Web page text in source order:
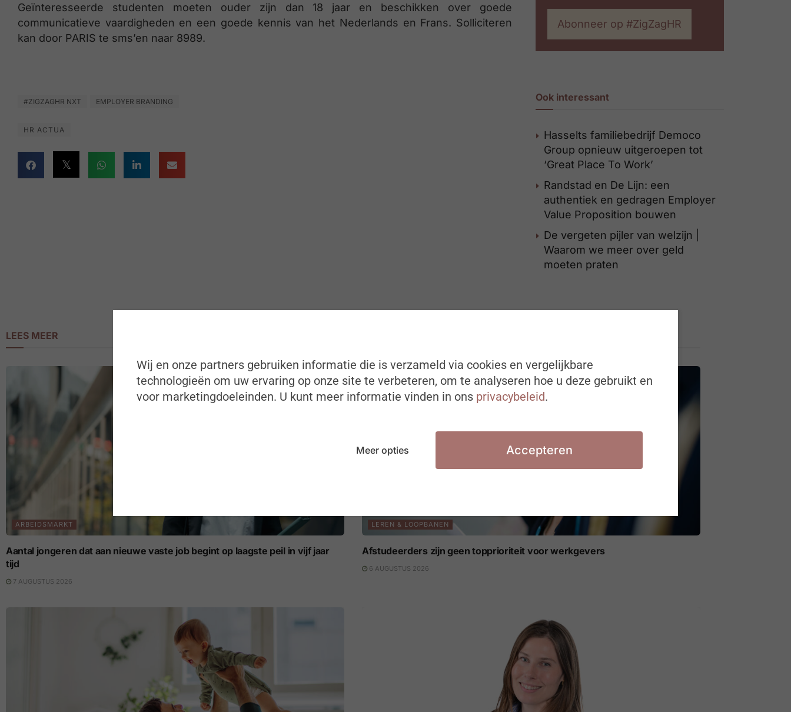
Geïnteresseerde studenten moeten ouder zijn dan 18 jaar en beschikken over goede
communicatieve vaardigheden en een goede kennis van het Nederlands en Frans. Solliciteren
kan door PARIS te sms’en naar 8989.
#ZIGZAGHR NXT EMPLOYER BRANDING
HR ACTUA
Abonneer op #ZigZagHR
Ook interessant
Hasselts familiebedrijf Democo
Group opnieuw uitgeroepen tot
‘Great Place To Work’
Randstad en De Lijn: een
authentiek en gedragen Employer
Value Proposition bouwen
De vergeten pijler van welzijn |
Waarom we meer over geld
moeten praten
LEES MEER
ARBEIDSMARKT
Aantal jongeren dat aan nieuwe vaste job begint op laagste peil in vijf jaar
tijd
7 AUGUSTUS 2026
LEREN & LOOPBANEN
Afstudeerders zijn geen topprioriteit voor werkgevers
6 AUGUSTUS 2026
Wij en onze partners gebruiken informatie die is verzameld via cookies en vergelijkbare
technologieën om uw ervaring op onze site te verbeteren, om te analyseren hoe u deze gebruikt en
voor marketingdoeleinden. U kunt meer informatie vinden in ons privacybeleid.
Meer opties Accepteren